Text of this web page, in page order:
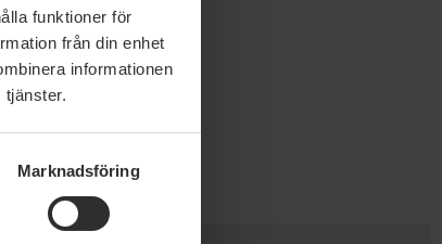
funktioner för
från din enhet
informationen
tjänster.
Marknadsföring